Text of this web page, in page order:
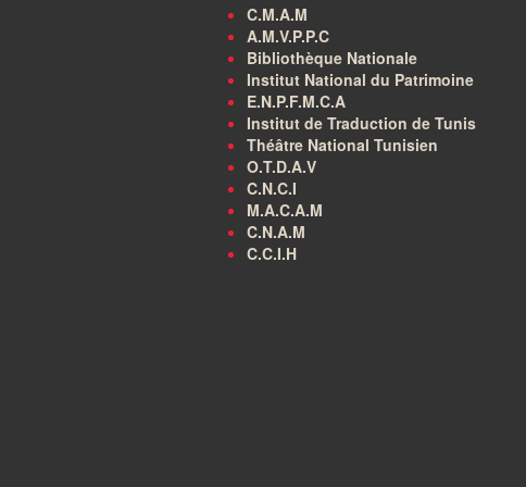
C.M.A.M
A.M.V.P.P.C
Bibliothèque Nationale
Institut National du Patrimoine
E.N.P.F.M.C.A
Institut de Traduction de Tunis
Théâtre National Tunisien
O.T.D.A.V
C.N.C.I
M.A.C.A.M
C.N.A.M
C.C.I.H